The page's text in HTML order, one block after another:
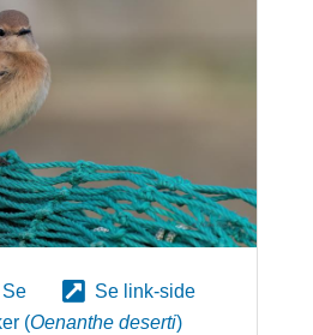
Se
Se link-side
(Oenanthe deserti)